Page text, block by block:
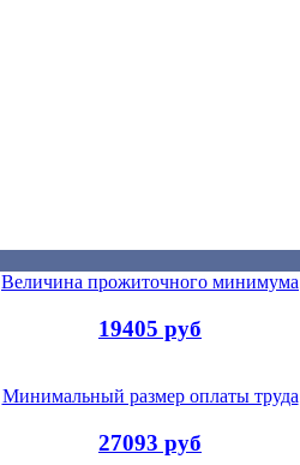
Величина прожиточного минимума
19405 руб
Минимальный размер оплаты труда
27093 руб